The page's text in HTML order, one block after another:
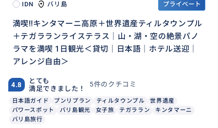
IDN バリ島 プライベート
満喫‼️キンタマーニ高原＋世界遺産ティルタウンプル
＋テガラランライステラス｜山・湖・空の絶景パノ
ラマを満喫 1日観光＜貸切｜日本語｜ホテル送迎｜
アレンジ自由＞
4.8
とても
満足できました！
5件のクチコミ
日本語ガイド プンリプラン ティルタウンプル
世界遺産
パワースポット
バリ島観光 女子旅 テガララン
キンタマーニ
バリ島旅行